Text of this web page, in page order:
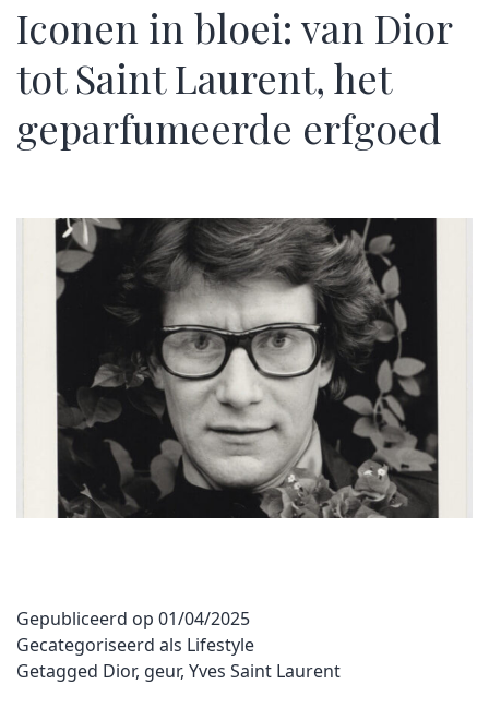
Iconen in bloei: van Dior
tot Saint Laurent, het
geparfumeerde erfgoed
Gepubliceerd op 01/04/2025
Gecategoriseerd als Lifestyle
Getagged Dior, geur, Yves Saint Laurent